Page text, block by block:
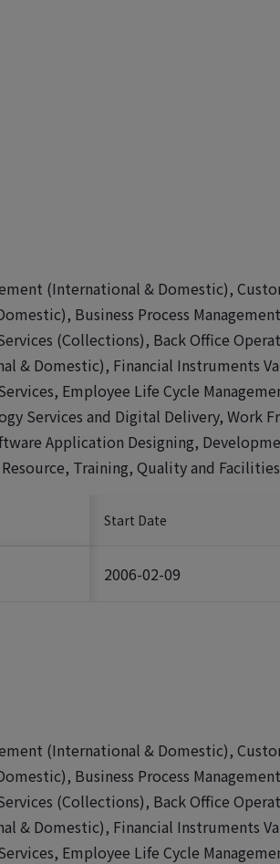
(International & Domestic),
Business Process
(Collections), Back Office
& Domestic), Financial Instruments
Employee Life Cycle
Services and Digital Delivery, Work
Application Designing,
Training, Quality and
Start Date
2006-02-09
(International & Domestic),
Business Process
(Collections), Back Office
& Domestic), Financial Instruments
Employee Life Cycle